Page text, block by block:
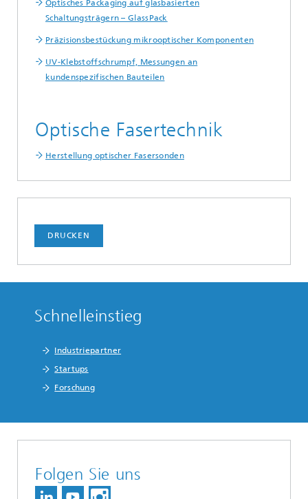
Optisches Packaging auf glasbasierten
Schaltungsträgern – GlassPack
Präzisionsbestückung mikrooptischer Komponenten
UV-Klebstoffschrumpf, Messungen an
kundenspezifischen Bauteilen
Optische Fasertechnik
Herstellung optischer Fasersonden
DRUCKEN
Schnelleinstieg
Industriepartner
Startups
Forschung
Folgen Sie uns